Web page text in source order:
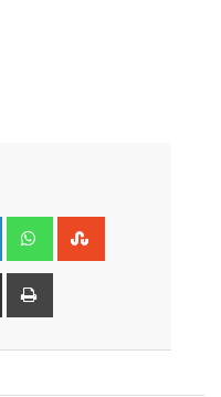
LinkedIn Whatsapp
Share